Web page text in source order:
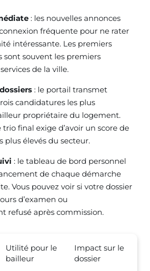
: les nouvelles annonces
fréquente pour ne rater
intéressante. Les premiers
sont souvent les premiers
de la ville.
: le portail transmet
candidatures les plus
propriétaire du logement.
final exige d’avoir un score de
plus élevés du secteur.
: le tableau de bord personnel
de chaque démarche
Vous pouvez voir si votre dossier
d’examen ou
refusé après commission.
Utilité pour le
bailleur
Impact sur le
dossier